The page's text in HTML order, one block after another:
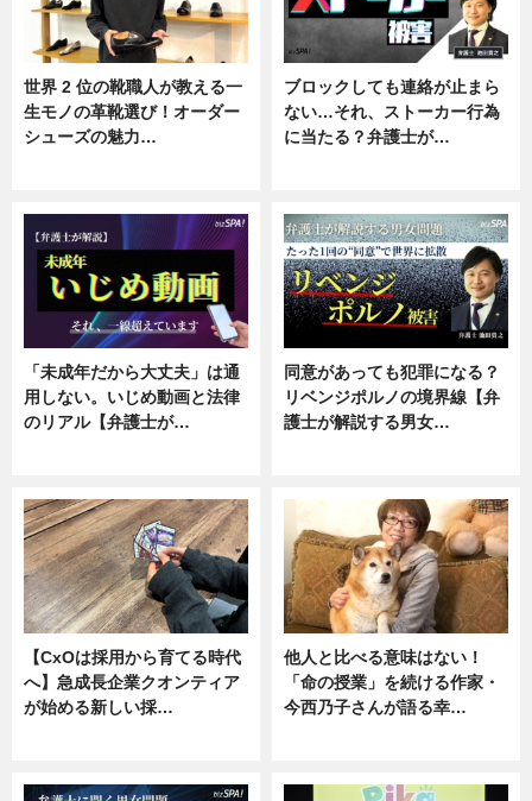
世界 2 位の靴職人が教える一
生モノの革靴選び！オーダー
シューズの魅力…
ブロックしても連絡が止まら
ない…それ、ストーカー行為
に当たる？弁護士が…
「未成年だから大丈夫」は通
用しない。いじめ動画と法律
のリアル【弁護士が…
同意があっても犯罪になる？
リベンジポルノの境界線【弁
護士が解説する男女…
【CxOは採用から育てる時代
へ】急成長企業クオンティア
が始める新しい採…
他人と比べる意味はない！
「命の授業」を続ける作家・
今西乃子さんが語る幸…